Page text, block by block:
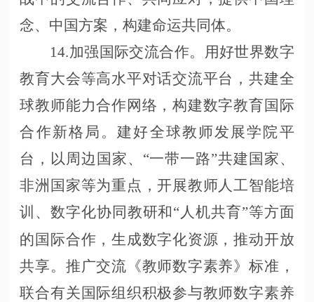
念、中国方案，构建命运共同体。
14.加强国际交流合作。用好世界数字
教育大会等高水平对话交流平台，共建全
球教师能力合作网络，构建数字教育国际
合作新格局。建好全球教师发展学院平
台，以周边国家、“一带一路”共建国家、
非洲国家等为重点，开展教师人工智能培
训、数字化协同教研和“人机共育”等方面
的国际合作，生成数字化资源，推动开放
共享。推广交流《教师数字素养》标准，
联合有关国际组织积极参与教师数字素养